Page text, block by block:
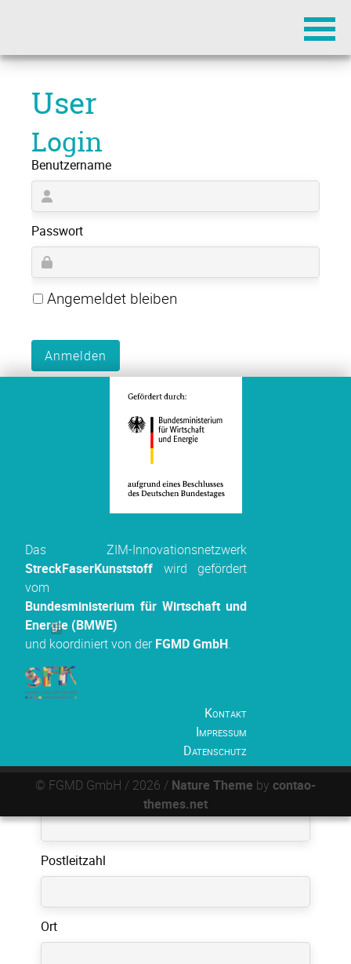
Navigation
User
Login
Benutzername
Passwort
Angemeldet bleiben
Anmelden
Registrierung
(einfache Darstellung)
Geburtsdatum
Geschlecht
Straße
Postleitzahl
Ort
Das ZIM-Innovationsnetzwerk
StreckFaserKunststoff wird gefördert
vom
Bundesministerium für Wirtschaft und
Energie (BMWE)
und koordiniert von derFGMD GmbH.
Kontakt
Impressum
Datenschutz
© FGMD GmbH / 2026 / Nature Theme by contao-
themes.net